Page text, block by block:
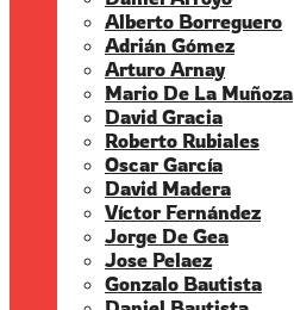
Alberto Borreguero
Adrián Gómez
Arturo Arnay
Mario De La Muñoza
David Gracia
Roberto Rubiales
Oscar García
David Madera
Víctor Fernández
Jorge De Gea
Jose Pelaez
Gonzalo Bautista